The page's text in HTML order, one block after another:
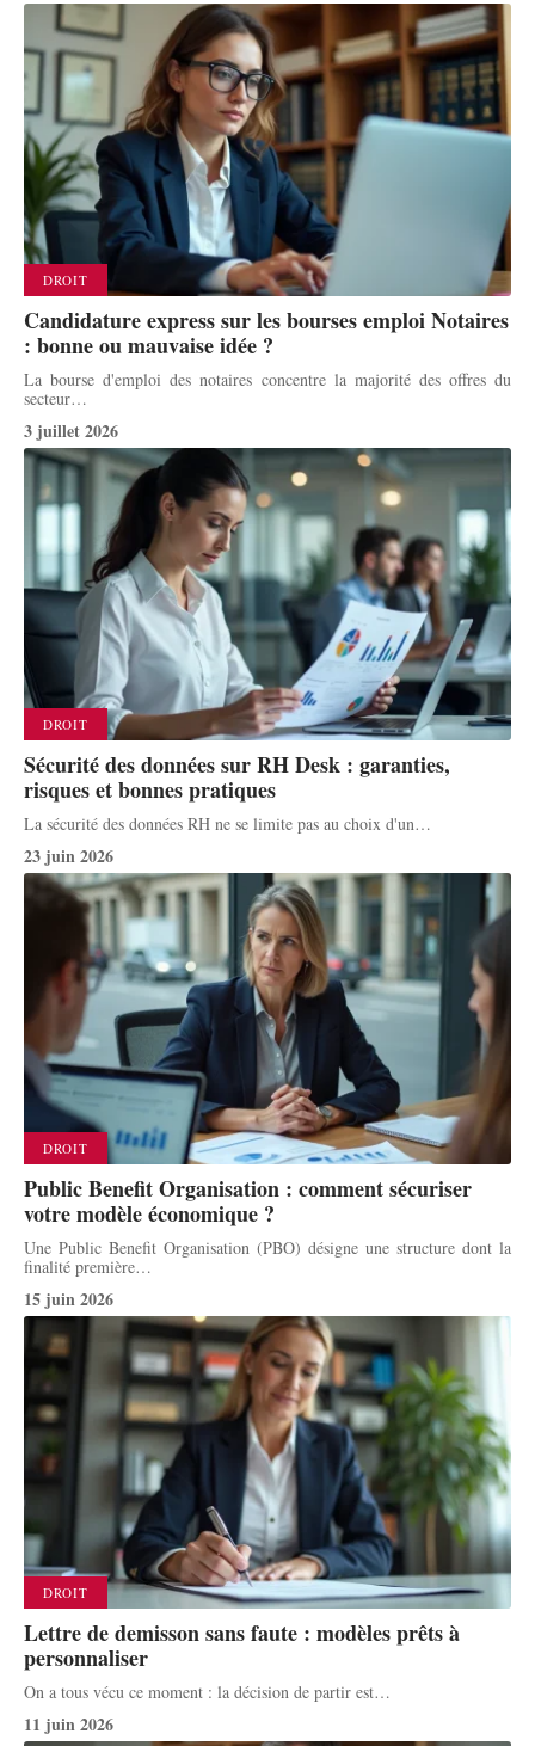
DROIT
Candidature express sur les bourses emploi Notaires
: bonne ou mauvaise idée ?
La bourse d'emploi des notaires concentre la majorité des offres du
secteur…
3 juillet 2026
DROIT
Sécurité des données sur RH Desk : garanties,
risques et bonnes pratiques
La sécurité des données RH ne se limite pas au choix d'un…
23 juin 2026
DROIT
Public Benefit Organisation : comment sécuriser
votre modèle économique ?
Une Public Benefit Organisation (PBO) désigne une structure dont la
finalité première…
15 juin 2026
DROIT
Lettre de demisson sans faute : modèles prêts à
personnaliser
On a tous vécu ce moment : la décision de partir est…
11 juin 2026